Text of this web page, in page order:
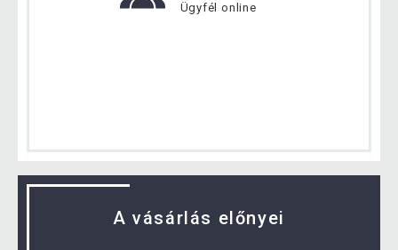
Ügyfél online
A vásárlás előnyei